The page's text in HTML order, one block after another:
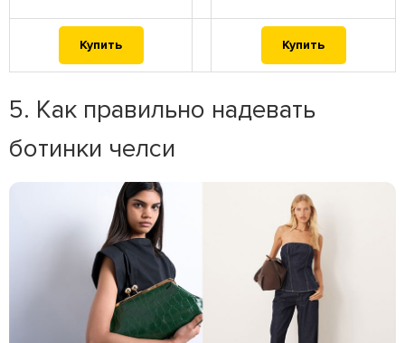
Купить Купить
5. Как правильно надевать
ботинки челси